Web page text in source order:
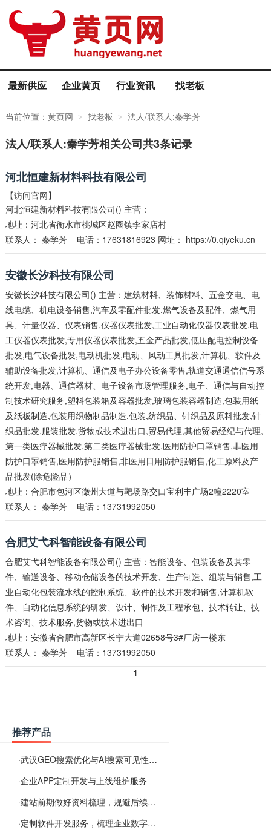
最新供应 企业黄页 行业资讯 找老板
当前位置： 黄页网 > 找老板 > 法人/联系人:秦学芳
法人/联系人:秦学芳相关公司共3条记录
河北恒建新材料科技有限公司
【访问官网】
河北恒建新材料科技有限公司() 主营：
地址：河北省衡水市桃城区赵圈镇李家店村
联系人： 秦学芳电话：17631816923 网址： https://0.qiyeku.cn
安徽长汐科技有限公司
安徽长汐科技有限公司() 主营：建筑材料、装饰材料、五金交电、电
线电缆、机电设备销售,汽车及零配件批发,燃气设备及配件、燃气用
具、计量仪器、仪表销售,仪器仪表批发,工业自动化仪器仪表批发,电
工仪器仪表批发,专用仪器仪表批发,五金产品批发,低压配电控制设备
批发,电气设备批发,电动机批发,电动、风动工具批发,计算机、软件及
辅助设备批发,计算机、通信及电子办公设备零售,轨道交通通信信号系
统开发,电器、通信器材、电子设备市场管理服务,电子、通信与自动控
制技术研究服务,塑料包装箱及容器批发,玻璃包装容器制造,包装用纸
及纸板制造,包装用织物制品制造,包装,纺织品、针织品及原料批发,针
织品批发,服装批发,货物或技术进出口,贸易代理,其他贸易经纪与代理,
第一类医疗器械批发,第二类医疗器械批发,医用防护口罩销售,非医用
防护口罩销售,医用防护服销售,非医用日用防护服销售,化工原料及产
品批发(除危险品）
地址：合肥市包河区徽州大道与靶场路交口宝利丰广场2幢2220室
联系人： 秦学芳电话：13731992050
合肥艾弋科智能设备有限公司
合肥艾弋科智能设备有限公司() 主营：智能设备、包装设备及其零
件、输送设备、移动仓储设备的技术开发、生产制造、组装与销售,工
业自动化包装流水线的控制系统、软件的技术开发和销售,计算机软
件、自动化信息系统的研发、设计、制作及工程承包、技术转让、技
术咨询、技术服务,货物或技术进出口
地址：安徽省合肥市高新区长宁大道02658号3#厂房一楼东
联系人： 秦学芳电话：13731992050
1
推荐产品
·武汉GEO搜索优化与AI搜索可见性服务
·企业APP定制开发与上线维护服务
·建站前期做好资料梳理，规避后续各类使用难题
·定制软件开发服务，梳理企业数字化落地常见难点